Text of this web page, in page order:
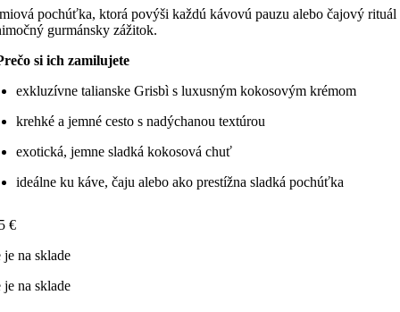
pochúťka, ktorá povýši každú kávovú pauzu alebo čajový rituál
gurmánsky zážitok.
si ich zamilujete
exkluzívne talianske Grisbì s luxusným kokosovým krémom
krehké a jemné cesto s nadýchanou textúrou
exotická, jemne sladká kokosová chuť
ideálne ku káve, čaju alebo ako prestížna sladká pochúťka
€
je na sklade
je na sklade